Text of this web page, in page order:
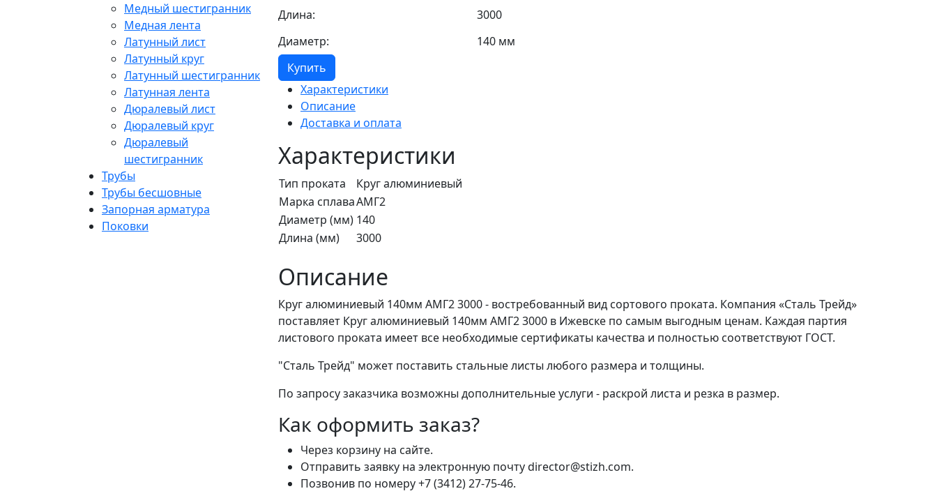
Медный шестигранник
Медная лента
Латунный лист
Латунный круг
Латунный шестигранник
Латунная лента
Дюралевый лист
Дюралевый круг
Дюралевый
шестигранник
Трубы
Трубы бесшовные
Запорная арматура
Поковки
Длина:
3000
Диаметр:
140 мм
Купить
Характеристики
Описание
Доставка и оплата
Характеристики
Тип проката
Круг алюминиевый
Марка сплаваАМГ2
Диаметр (мм) 140
Длина (мм)
3000
Описание
Круг алюминиевый 140мм АМГ2 3000 - востребованный вид сортового проката. Компания «Сталь Трейд»
поставляет Круг алюминиевый 140мм АМГ2 3000 в Ижевске по самым выгодным ценам. Каждая партия
листового проката имеет все необходимые сертификаты качества и полностью соответствуют ГОСТ.
"Сталь Трейд" может поставить стальные листы любого размера и толщины.
По запросу заказчика возможны дополнительные услуги - раскрой листа и резка в размер.
Как оформить заказ?
Через корзину на сайте.
Отправить заявку на электронную почту director@stizh.com.
Позвонив по номеру +7 (3412) 27-75-46.